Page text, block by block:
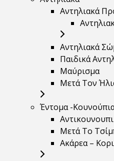
Αντηλιακά
Αντηλιακά
Παιδικά
Μαύρισμα
Mετά Τον
Έντομα -
Μετά Το
Ακάρεα –